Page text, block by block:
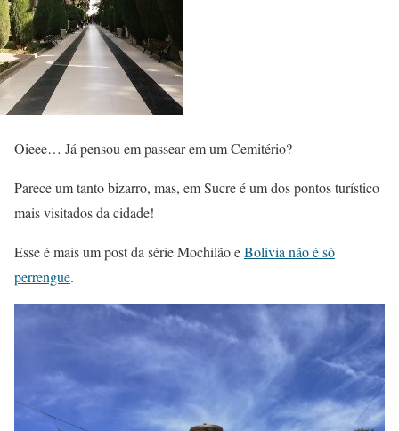
Oieee… Já pensou em passear em um Cemitério?
Parece um tanto bizarro, mas, em Sucre é um dos pontos turístico
mais visitados da cidade!
Esse é mais um post da série Mochilão eBolívia não é só
perrengue.